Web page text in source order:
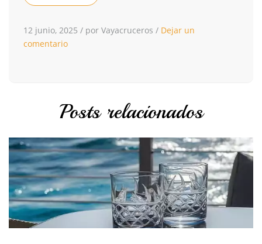
12 junio, 2025 / por Vayacruceros / Dejar un
comentario
Posts relacionados